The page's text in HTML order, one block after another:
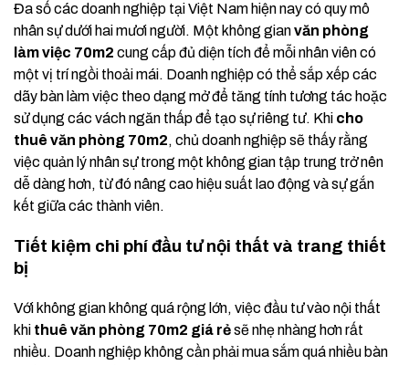
Đa số các doanh nghiệp tại Việt Nam hiện nay có quy mô
nhân sự dưới hai mươi người. Một không gianvăn phòng
làm việc 70m2 cung cấp đủ diện tích để mỗi nhân viên có
một vị trí ngồi thoải mái. Doanh nghiệp có thể sắp xếp các
dãy bàn làm việc theo dạng mở để tăng tính tương tác hoặc
sử dụng các vách ngăn thấp để tạo sự riêng tư. Khi cho
thuê văn phòng 70m2, chủ doanh nghiệp sẽ thấy rằng
việc quản lý nhân sự trong một không gian tập trung trở nên
dễ dàng hơn, từ đó nâng cao hiệu suất lao động và sự gắn
kết giữa các thành viên.
Tiết kiệm chi phí đầu tư nội thất và trang thiết
bị
Với không gian không quá rộng lớn, việc đầu tư vào nội thất
khi thuê văn phòng 70m2 giá rẻsẽ nhẹ nhàng hơn rất
nhiều. Doanh nghiệp không cần phải mua sắm quá nhiều bàn